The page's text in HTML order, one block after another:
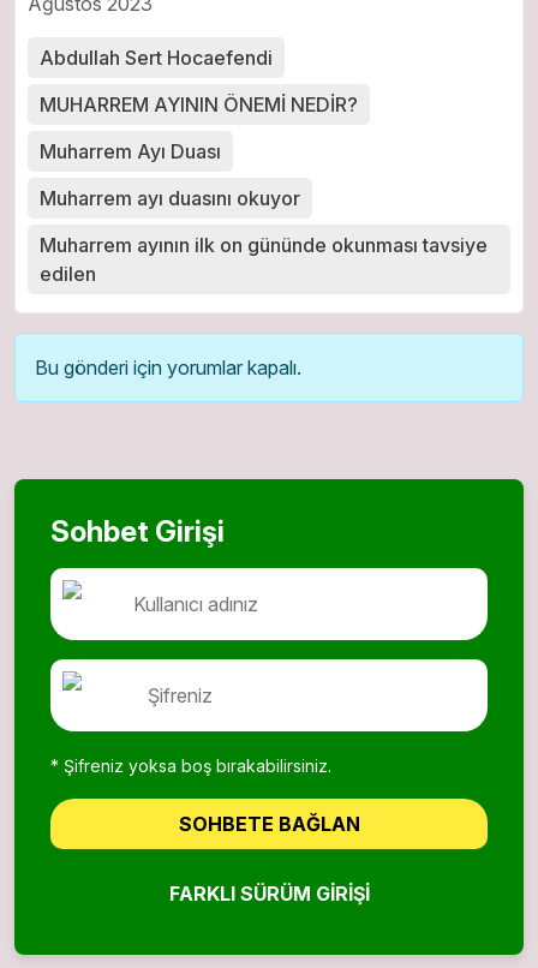
Abdullah Sert Hocaefendi
MUHARREM AYININ ÖNEMİ NEDİR?
Muharrem Ayı Duası
Muharrem ayı duasını okuyor
Muharrem ayının ilk on gününde okunması tavsiye
edilen
Bu gönderi için yorumlar kapalı.
Sohbet Girişi
* Şifreniz yoksa boş bırakabilirsiniz.
SOHBETE BAĞLAN
FARKLI SÜRÜM GIRIŞI